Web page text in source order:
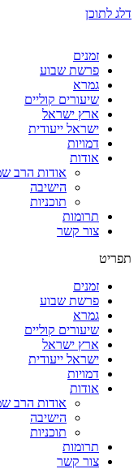
דלג לתוכן
זמנים
פרשת שבוע
גמרא
שיעורים קוליים
ארץ ישראל
ישראל ייעודית
דמויות
אודות
אודות הרב
הישיבה
תוכניות
תרומות
צור קשר
תפריט
זמנים
פרשת שבוע
גמרא
שיעורים קוליים
ארץ ישראל
ישראל ייעודית
דמויות
אודות
אודות הרב
הישיבה
תוכניות
תרומות
צור קשר